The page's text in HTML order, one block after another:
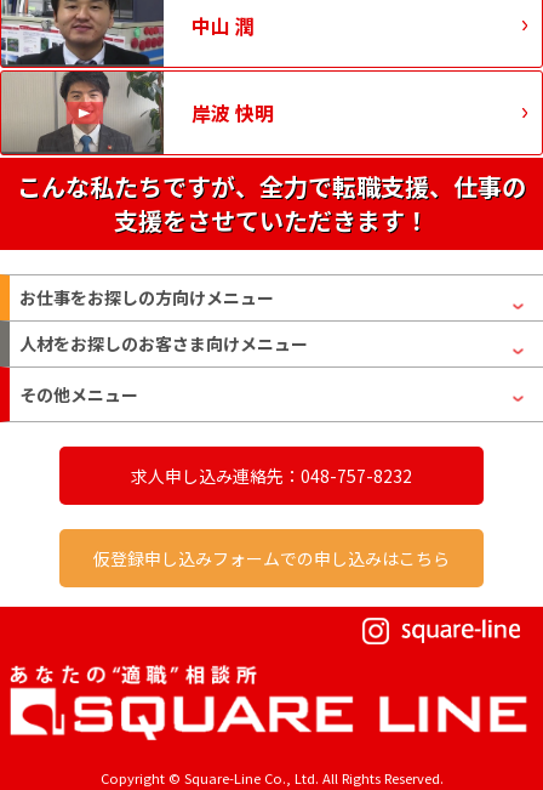
中山 潤
岸波 快明
こんな私たちですが、全力で転職支援、仕事の
支援をさせていただきます！
お仕事をお探しの方向けメニュー
人材をお探しのお客さま向けメニュー
その他メニュー
求人申し込み連絡先：048-757-8232
仮登録申し込みフォームでの申し込みはこちら
Copyright © Square-Line Co., Ltd. All Rights Reserved.